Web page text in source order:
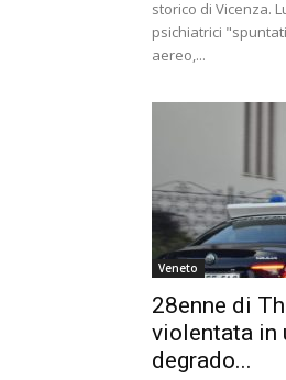
storico di Vicenza.
psichiatrici
aereo,...
Veneto
28enne di
violentata in
degrado...